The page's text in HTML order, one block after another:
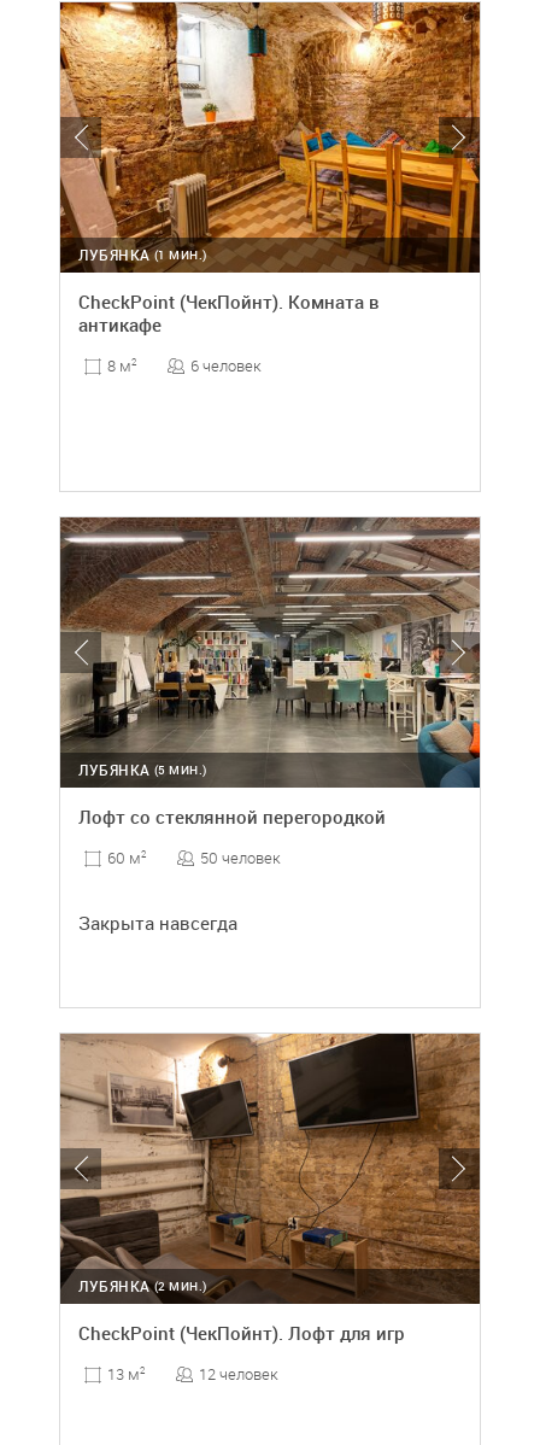
(1 МИН.)
ЛУБЯНКА
CheckPoint (ЧекПойнт). Комната в
антикафе
8 м2 6 человек
(5 МИН.)
ЛУБЯНКА
Лофт со стеклянной перегородкой
60 м2 50 человек
Закрыта навсегда
(2 МИН.)
ЛУБЯНКА
CheckPoint (ЧекПойнт). Лофт для игр
13 м2 12 человек